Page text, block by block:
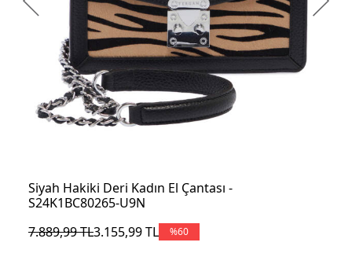
Siyah Hakiki Deri Kadın El Çantası -
S24K1BC80265-U9N
7.889,99TL3.155,99TL %60